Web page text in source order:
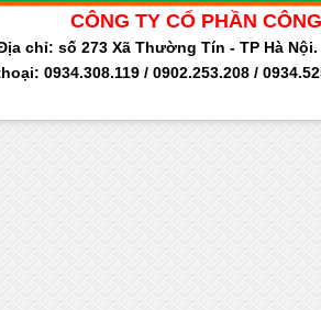
CÔNG TY CỔ PHẦN
chỉ: số 273 Xã Thường Tín - TP Hà
0934.308.119 / 0902.253.208 /